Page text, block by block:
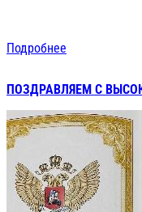
Подробнее
ПОЗДРАВЛЯЕМ С